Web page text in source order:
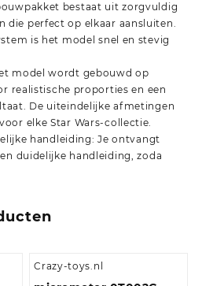
bestaat uit zorgvuldig
die perfect op elkaar aansluiten.
is het model snel en stevig
model wordt gebouwd op
realistische proporties en een
De uiteindelijke afmetingen
elke Star Wars-collectie.
handleiding: Je ontvangt
duidelijke handleiding, zoda
Crazy-toys.nl